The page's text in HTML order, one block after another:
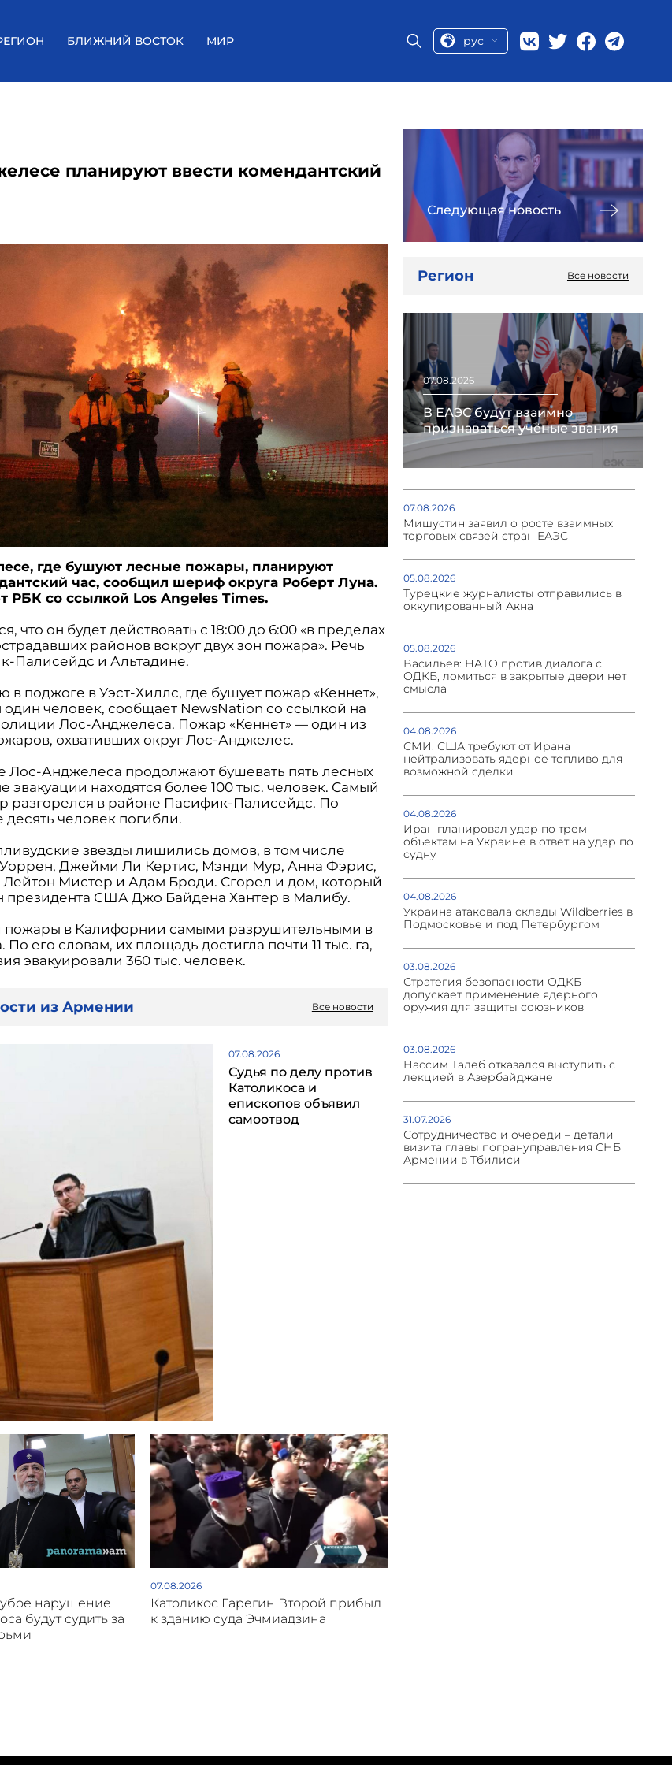
БЛИЖНИЙ ВОСТОК МИР рус
планируют ввести комендантский
где бушуют лесные пожары, планируют
час, сообщил шериф округа Роберт Луна.
РБК со ссылкой Los Angeles Times.
что он будет действовать с 18:00 до 6:00 «в пределах
районов вокруг двух зон пожара». Речь
Палисейдс и Альтадине.
в поджоге в Уэст-Хиллс, где бушует пожар «Кеннет»,
один человек, сообщает NewsNation со ссылкой на
Лос-Анджелеса. Пожар «Кеннет» — один из
охвативших округ Лос-Анджелес.
Лос-Анджелеса продолжают бушевать пять лесных
эвакуации находятся более 100 тыс. человек. Самый
разгорелся в районе Пасифик-Палисейдс. По
человек погибли.
звезды лишились домов, в том числе
Джейми Ли Кертис, Мэнди Мур, Анна Фэрис,
Лейтон Мистер и Адам Броди. Сгорел и дом, который
президента США Джо Байдена Хантер в Малибу.
пожары в Калифорнии самыми разрушительными в
По его словам, их площадь достигла почти 11 тыс. га,
эвакуировали 360 тыс. человек.
из Армении Все новости
07.08.2026
Судья по делу против
Католикоса и
епископов объявил
самоотвод
нарушение
будут судить за
07.08.2026
Католикос Гарегин Второй прибыл
к зданию суда Эчмиадзина
Следующая новость
Регион Все новости
07.08.2026
В ЕАЭС будут взаимно
признаваться учёные звания
07.08.2026
Мишустин заявил о росте взаимных
торговых связей стран ЕАЭС
05.08.2026
Турецкие журналисты отправились в
оккупированный Акна
05.08.2026
Васильев: НАТО против диалога с
ОДКБ, ломиться в закрытые двери нет
смысла
04.08.2026
СМИ: США требуют от Ирана
нейтрализовать ядерное топливо для
возможной сделки
04.08.2026
Иран планировал удар по трем
объектам на Украине в ответ на удар по
судну
04.08.2026
Украина атаковала склады Wildberries в
Подмосковье и под Петербургом
03.08.2026
Стратегия безопасности ОДКБ
допускает применение ядерного
оружия для защиты союзников
03.08.2026
Нассим Талеб отказался выступить с
лекцией в Азербайджане
31.07.2026
Сотрудничество и очереди – детали
визита главы погрануправления СНБ
Армении в Тбилиси